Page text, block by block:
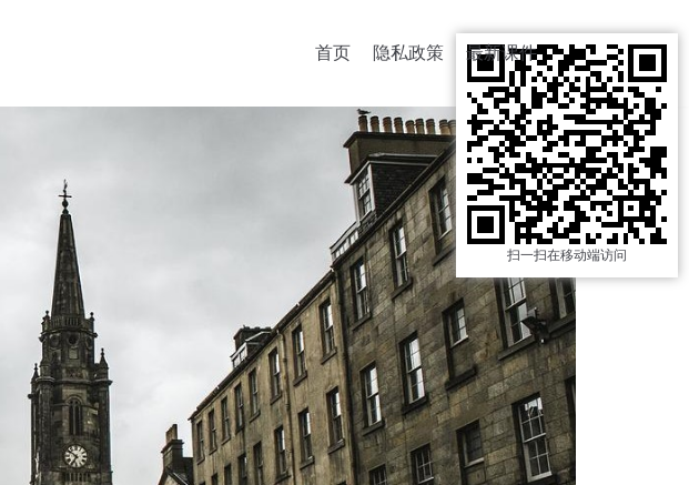
首页 隐私政策 最新课件
扫一扫在移动端访问